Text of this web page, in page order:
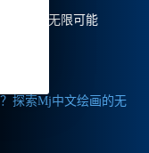
绘画的无限可能
探索Mj中文绘画的无